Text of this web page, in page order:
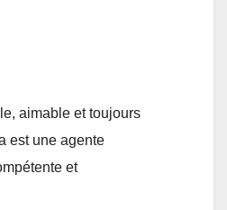
aimable et toujours
est une agente
et